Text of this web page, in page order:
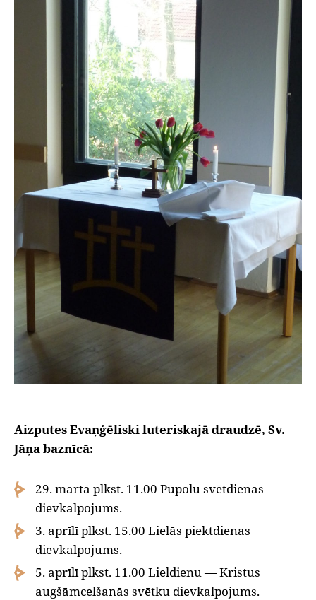
Aizputes Evaņģēliski luteriskajā draudzē, Sv.
Jāņa baznīcā:
29. martā plkst. 11.00 Pūpolu svētdienas
dievkalpojums.
3. aprīlī plkst. 15.00 Lielās piektdienas
dievkalpojums.
5. aprīlī plkst. 11.00 Lieldienu — Kristus
augšāmcelšanās svētku dievkalpojums.